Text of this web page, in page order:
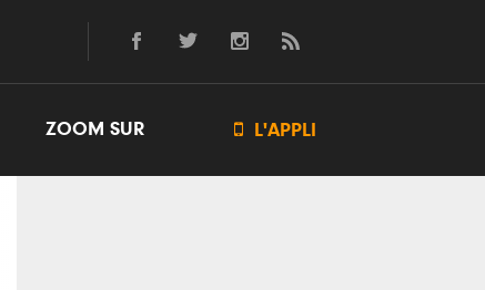
ZOOM SUR  L'APPLI